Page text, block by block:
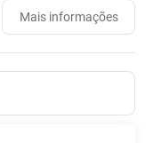
massagens,
2 piscinas externas,
Este hotel oferece
de concierge e loja
podem pegar uma
Mais informações